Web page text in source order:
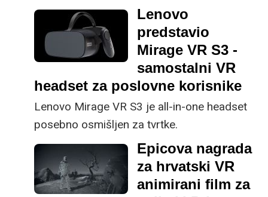
Ako imate strastvenog gamera u životu,
opcije poklona svakako su velike s obzirom
na brojne dodatke koje proizvođači nude.
Lagano je i otići poprilično visoko u cijeni pa
nije loša ideja “učipiti se” s ostatkom ekipe
za nešto pouzdanije poklone, ako ste
naravno u mogućnosti.
Lenovo
predstavio
Mirage VR S3 -
samostalni VR
headset za poslovne korisnike
Lenovo Mirage VR S3 je all-in-one headset
posebno osmišljen za tvrtke.
Epicova nagrada
za hrvatski VR
animirani film za